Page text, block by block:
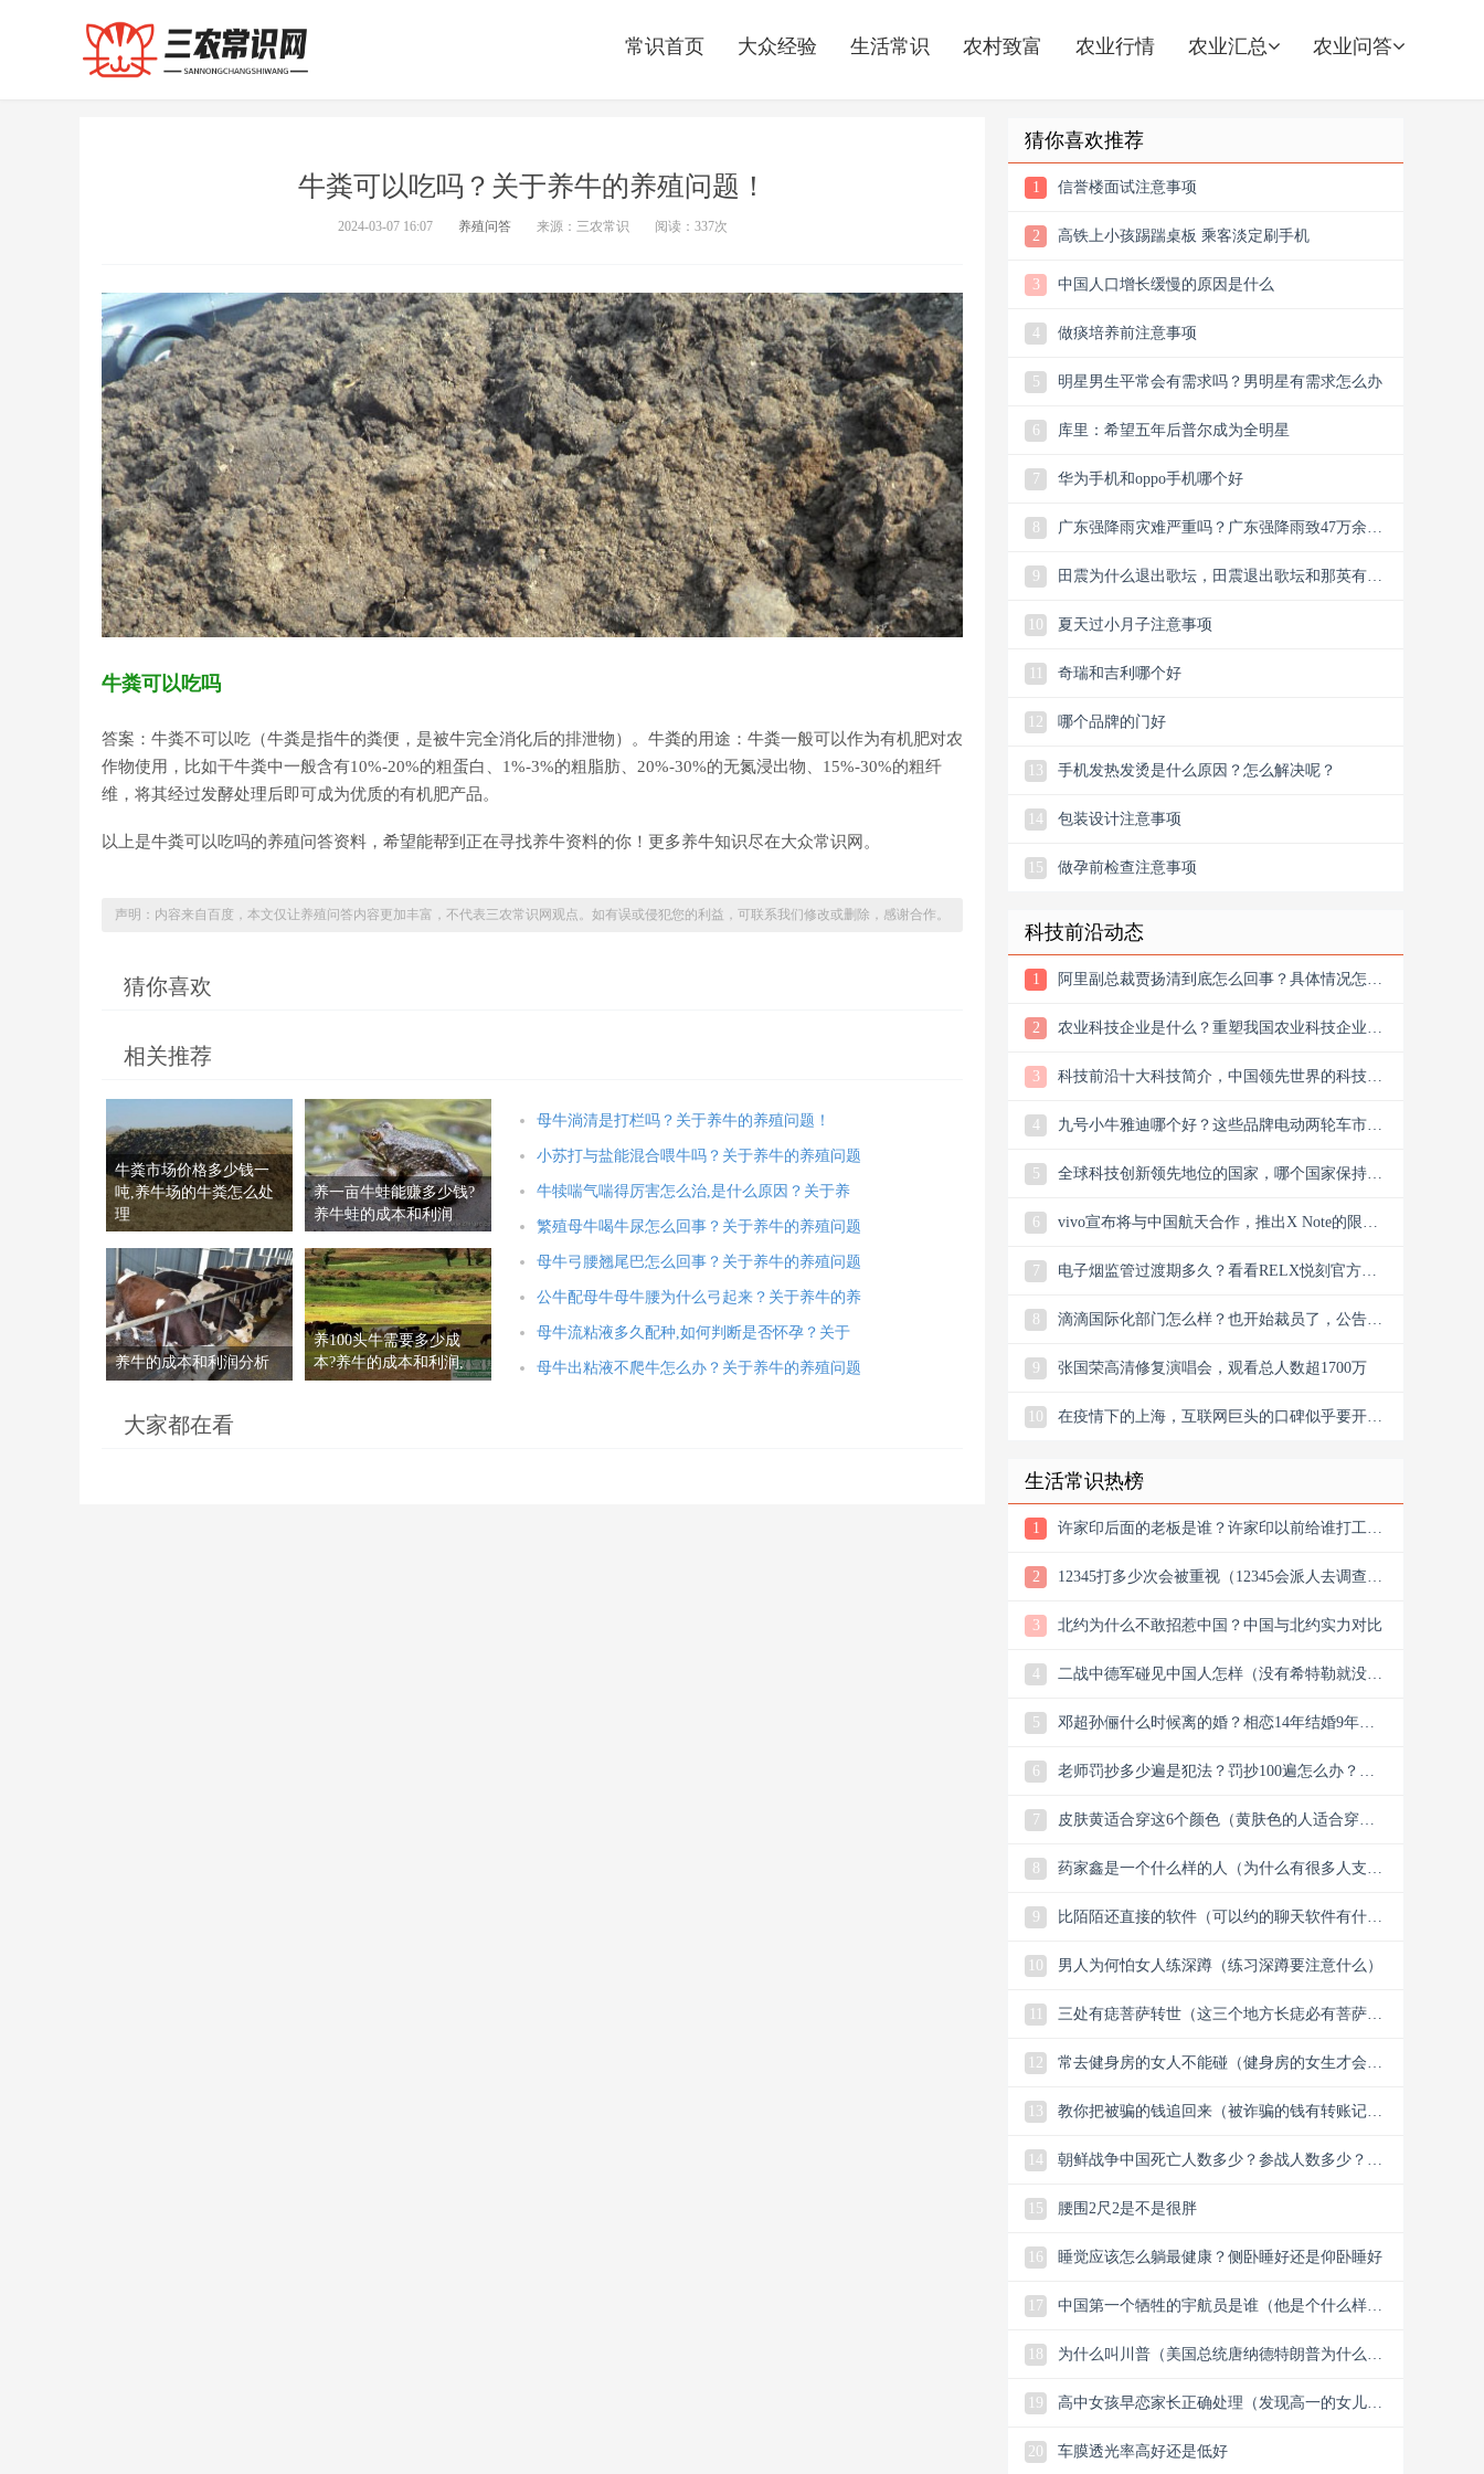
常识首页 大众经验 生活常识 农村致富 农业行情 农业汇总 农业问答
牛粪可以吃吗？关于养牛的养殖问题！
2024-03-07 16:07 养殖问答 来源：三农常识 阅读： 337次
牛粪可以吃吗
答案：牛粪不可以吃（牛粪是指牛的粪便，是被牛完全消化后的排泄物）。牛粪的用途：牛粪一般可以作为有机肥对农
作物使用，比如干牛粪中一般含有10%-20%的粗蛋白、1%-3%的粗脂肪、20%-30%的无氮浸出物、15%-30%的粗纤
维，将其经过发酵处理后即可成为优质的有机肥产品。
以上是牛粪可以吃吗的养殖问答资料，希望能帮到正在寻找养牛资料的你！更多养牛知识尽在大众常识网。
声明：内容来自百度，本文仅让养殖问答内容更加丰富，不代表三农常识网观点。如有误或侵犯您的利益，可联系我们修改或删除，感谢合作。
猜你喜欢
相关推荐
牛粪市场价格多少钱一
吨,养牛场的牛粪怎么处
理
养一亩牛蛙能赚多少钱?
养牛蛙的成本和利润
养牛的成本和利润分析
养100头牛需要多少成
本?养牛的成本和利润,
母牛淌清是打栏吗？关于养牛的养殖问题！
小苏打与盐能混合喂牛吗？关于养牛的养殖问题
牛犊喘气喘得厉害怎么治,是什么原因？关于养
繁殖母牛喝牛尿怎么回事？关于养牛的养殖问题
母牛弓腰翘尾巴怎么回事？关于养牛的养殖问题
公牛配母牛母牛腰为什么弓起来？关于养牛的养
母牛流粘液多久配种,如何判断是否怀孕？关于
母牛出粘液不爬牛怎么办？关于养牛的养殖问题
大家都在看
猜你喜欢推荐
1 信誉楼面试注意事项
2 高铁上小孩踢踹桌板 乘客淡定刷手机
3 中国人口增长缓慢的原因是什么
4 做痰培养前注意事项
5 明星男生平常会有需求吗？男明星有需求怎么办
6 库里：希望五年后普尔成为全明星
7 华为手机和oppo手机哪个好
8
广东强降雨灾难严重吗？广东强降雨致47万余人
9
田震为什么退出歌坛，田震退出歌坛和那英有什
10
夏天过小月子注意事项
奇瑞和吉利哪个好
12 哪个品牌的门好
13 手机发热发烫是什么原因？怎么解决呢？
14 包装设计注意事项
15 做孕前检查注意事项
科技前沿动态
1
阿里副总裁贾扬清到底怎么回事？具体情况怎么
2
农业科技企业是什么？重塑我国农业科技企业版
3
科技前沿十大科技简介，中国领先世界的科技创
4
九号小牛雅迪哪个好？这些品牌电动两轮车市场
5
全球科技创新领先地位的国家，哪个国家保持科
6
vivo宣布将与中国航天合作，推出X Note的限量
7
电子烟监管过渡期多久？看看RELX悦刻官方微
8
滴滴国际化部门怎么样？也开始裁员了，公告宣
9
张国荣高清修复演唱会，观看总人数超1700万
10
在疫情下的上海，互联网巨头的口碑似乎要开始
生活常识热榜
1
许家印后面的老板是谁？许家印以前给谁打工？
2
12345打多少次会被重视（12345会派人去调查
3
北约为什么不敢招惹中国？中国与北约实力对比
4
二战中德军碰见中国人怎样（没有希特勒就没有
5
邓超孙俪什么时候离的婚？相恋14年结婚9年说
6
老师罚抄多少遍是犯法？罚抄100遍怎么办？算
7
皮肤黄适合穿这6个颜色（黄肤色的人适合穿什
8
药家鑫是一个什么样的人（为什么有很多人支持
9
比陌陌还直接的软件（可以约的聊天软件有什
10
男人为何怕女人练深蹲（练习深蹲要注意什么）
三处有痣菩萨转世（这三个地方长痣必有菩萨保
12
常去健身房的女人不能碰（健身房的女生才会懂
13
教你把被骗的钱追回来（被诈骗的钱有转账记录
14
朝鲜战争中国死亡人数多少？参战人数多少？中
15
腰围2尺2是不是很胖
16 睡觉应该怎么躺最健康？侧卧睡好还是仰卧睡好
17
中国第一个牺牲的宇航员是谁（他是个什么样的
18
为什么叫川普（美国总统唐纳德特朗普为什么叫
19
高中女孩早恋家长正确处理（发现高一的女儿早
20
车膜透光率高好还是低好